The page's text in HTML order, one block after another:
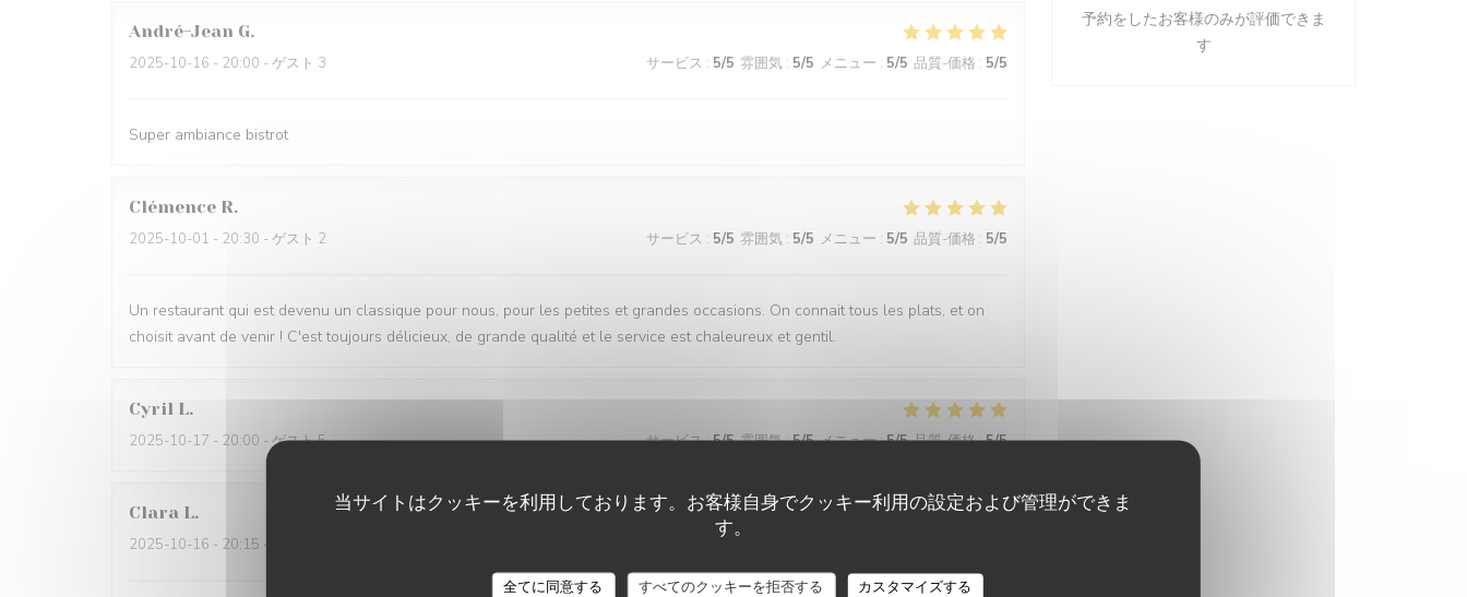
当サイトはクッキーを利用しております。お客様自身でクッキー利用の設定および管理ができま
す。
全てに同意する すべてのクッキーを拒否する
カスタマイズする
André-Jean G
2025-10-16 - 20:00 - ゲスト 3 サービス : 5/5 雰囲気 : 5/5 メニュー : 5/5 品質-価格 : 5/5
Super ambiance bistrot
Clémence R
2025-10-01 - 20:30 - ゲスト 2 サービス : 5/5 雰囲気 : 5/5 メニュー : 5/5 品質-価格 : 5/5
Un restaurant qui est devenu un classique pour nous, pour les petites et grandes occasions. On connait tous les plats, et on
choisit avant de venir ! C'est toujours délicieux, de grande qualité et le service est chaleureux et gentil.
Cyril L
2025-10-17 - 20:00 - ゲスト 5 サービス:5/5 雰囲気:5/5 メニュー:5/5 品質-価格:5/5
Clara L
2025-10-16 - 20:15 - ゲスト 6
予約をしたお客様のみが評価できま
す
BISTROT DARSY